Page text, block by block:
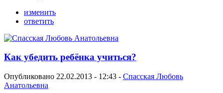
изменить
ответить
Как убедить ребёнка учиться?
Опубликовано 22.02.2013 - 12:43 - Спасская Любовь
Анатольевна